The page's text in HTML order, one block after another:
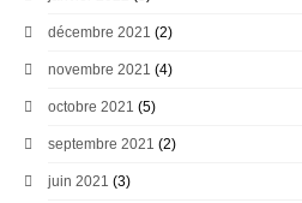
décembre 2021 (2)
novembre 2021 (4)
octobre 2021 (5)
septembre 2021 (2)
juin 2021 (3)